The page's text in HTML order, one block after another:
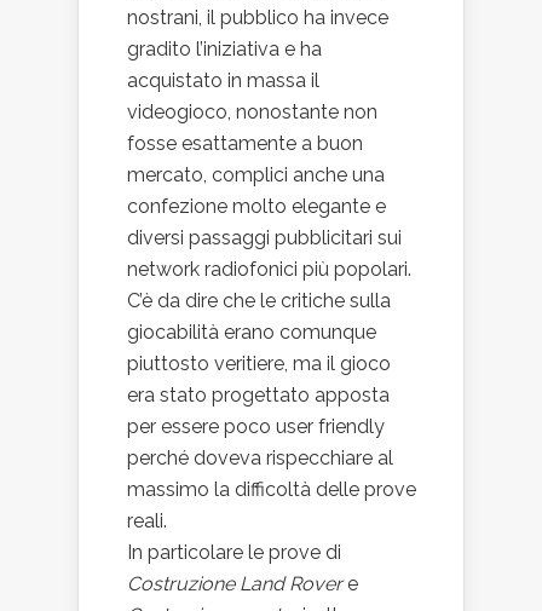
nostrani, il pubblico ha invece
gradito l’iniziativa e ha
acquistato in massa il
videogioco, nonostante non
fosse esattamente a buon
mercato, complici anche una
confezione molto elegante e
diversi passaggi pubblicitari sui
network radiofonici più popolari.
C’è da dire che le critiche sulla
giocabilità erano comunque
piuttosto veritiere, ma il gioco
era stato progettato apposta
per essere poco user friendly
perché doveva rispecchiare al
massimo la difficoltà delle prove
reali.
In particolare le prove di
Costruzione Land Rovere